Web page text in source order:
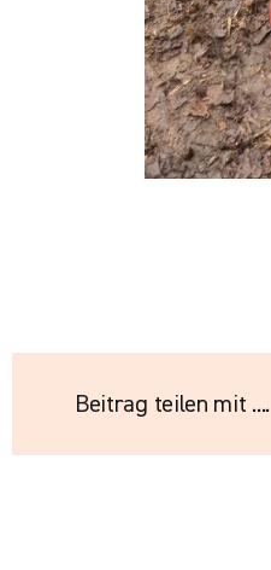
Beitrag teilen mit ....